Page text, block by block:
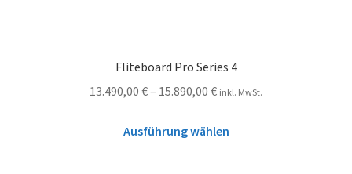
Fliteboard Pro Series 4
13.490,00 €– 15.890,00 € inkl. MwSt.
Ausführung wählen